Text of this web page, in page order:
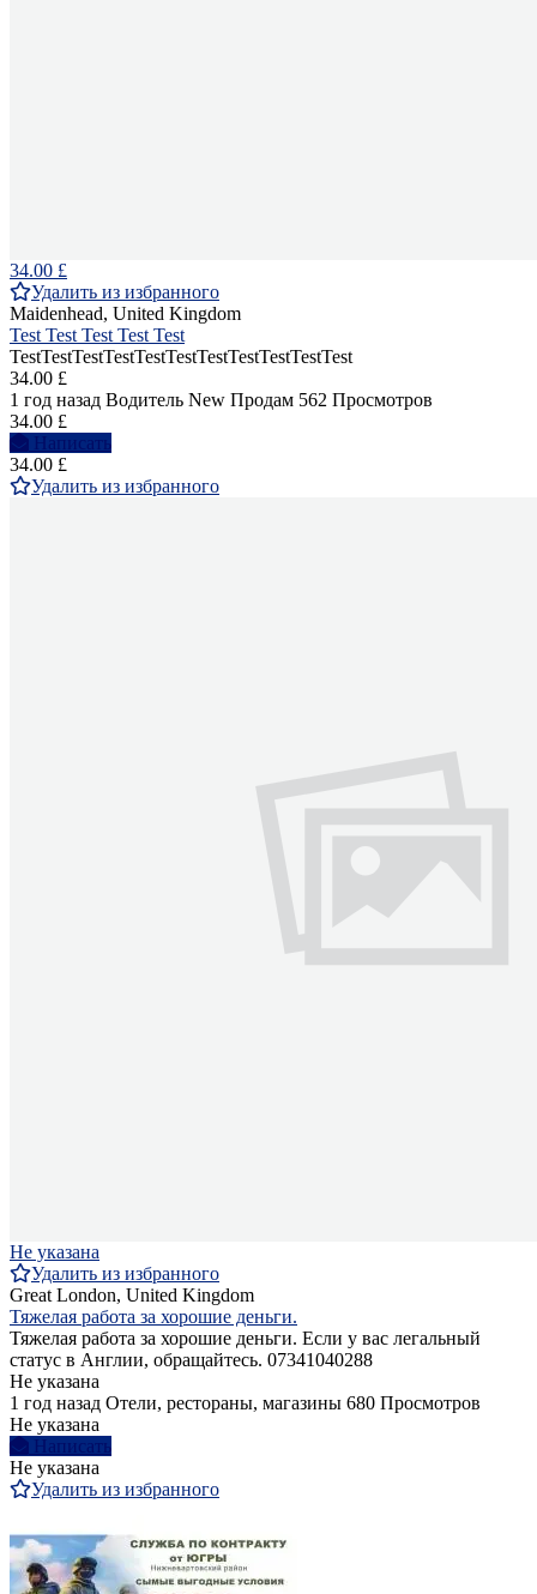
34.00 £
Удалить из избранного
Maidenhead, United Kingdom
Test Test Test Test Test
TestTestTestTestTestTestTestTestTestTestTest
34.00 £
1 год назад Водитель New Продам 562 Просмотров
34.00 £
Написать
34.00 £
Удалить из избранного
Не указана
Удалить из избранного
Great London, United Kingdom
Тяжелая работа за хорошие деньги.
Тяжелая работа за хорошие деньги. Если у вас легальный
статус в Англии, обращайтесь. 07341040288
Не указана
1 год назад Отели, рестораны, магазины 680 Просмотров
Не указана
Написать
Не указана
Удалить из избранного